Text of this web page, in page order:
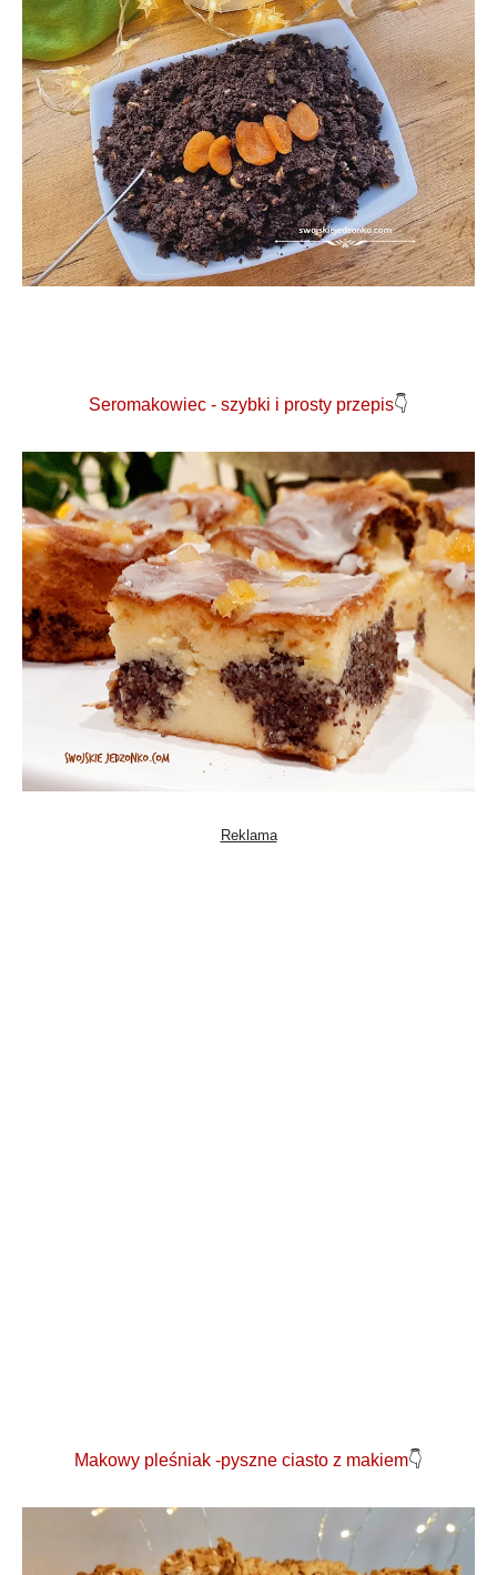
Seromakowiec - szybki i prosty przepis👇
Makowy pleśniak -pyszne ciasto z makiem👇